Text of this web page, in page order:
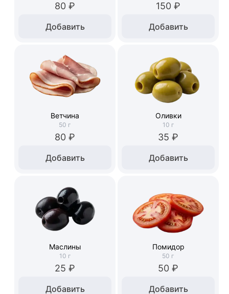
80 ₽
Добавить
150 ₽
Добавить
Ветчина
50 г
80 ₽
Добавить
Оливки
10 г
35 ₽
Добавить
Маслины
10 г
25 ₽
Добавить
Помидор
50 г
50 ₽
Добавить